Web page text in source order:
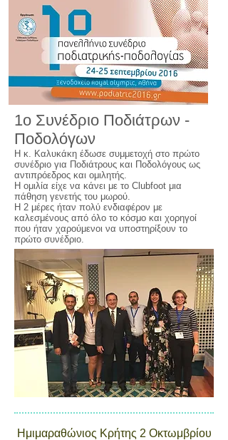
1ο Συνέδριο Ποδιάτρων -
Ποδολόγων
Η κ. Καλυκάκη έδωσε συμμετοχή στο πρώτο
συνέδριο για Ποδιάτρους και Ποδολόγους ως
αντιπρόεδρος και ομιλητής.
Η ομιλία είχε να κάνει με το Clubfoot μια
πάθηση γενετής του μωρού.
Η 2 μέρες ήταν πολύ ενδιαφέρον με
καλεσμένους από όλο το κόσμο και χορηγοί
που ήταν χαρούμενοι να υποστηρίξουν το
πρώτο συνέδριο.
Ημιμαραθώνιος Κρήτης 2 Οκτωμβρίου